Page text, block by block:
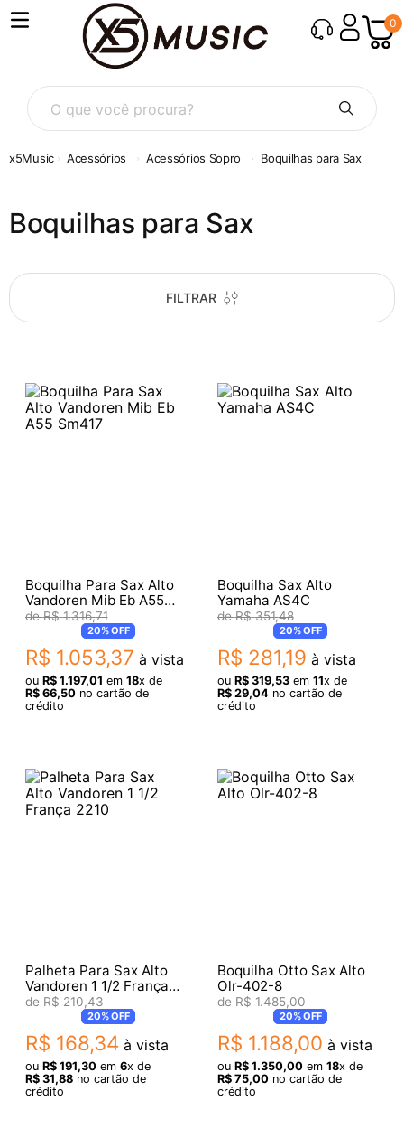
0
O que você procura?
Acessórios Acessórios Sopro Boquilhas para Sax
Boquilhas para Sax
FILTRAR
Boquilha Para Sax Alto
Vandoren Mib Eb A55
Sm417
R$ 1.316,71
20%OFF
R$ 1.053,37 à vista
ou R$ 1.197,01 em 18x de
R$ 66,50no cartão de
crédito
Boquilha Sax Alto
Yamaha AS4C
R$ 351,48
20%OFF
R$ 281,19 à vista
ou R$ 319,53em 11x de
R$ 29,04no cartão de
crédito
Palheta Para Sax Alto
Vandoren 1 1/2 França
2210
R$ 210,43
20%OFF
R$ 168,34 à vista
ou R$ 191,30em 6x de
R$ 31,88no cartão de
crédito
Boquilha Otto Sax Alto
Olr-402-8
R$ 1.485,00
20%OFF
R$ 1.188,00 à vista
ou R$ 1.350,00em 18x de
R$ 75,00no cartão de
crédito